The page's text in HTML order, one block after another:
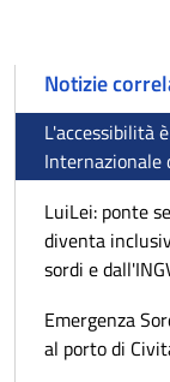
Notizie
L'accessibilità
Internazionale
LuiLei: ponte
diventa
sordi e
Emergenza
al porto di